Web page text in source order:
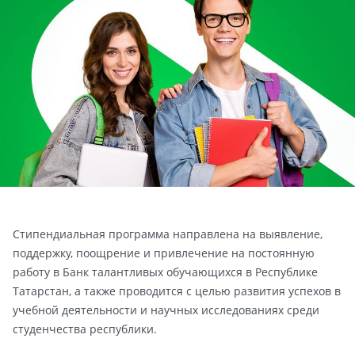
Стипендиальная программа направлена на выявление,
поддержку, поощрение и привлечение на постоянную
работу в Банк талантливых обучающихся в Республике
Татарстан, а также проводится с целью развития успехов в
учебной деятельности и научных исследованиях среди
студенчества республики.